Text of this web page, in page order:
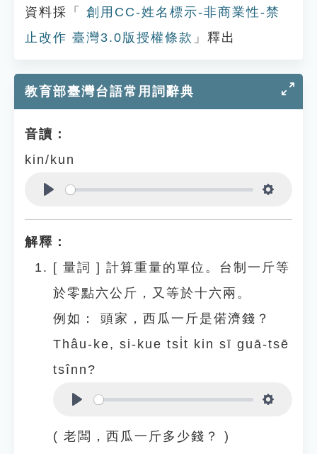
資料採「
創用CC-姓名標示-非商業性-禁
止改作 臺灣3.0版授權條款 」釋出
教育部臺灣台語常用詞辭典
音讀：
kin/kun
解釋：
[ 量詞 ] 計算重量的單位。台制一斤等
於零點六公斤，又等於十六兩。
例如：
頭家，西瓜一斤是偌濟錢？
Thâu-ke, si-kue tsi̍t kin sī guā-tsē
tsînn?
( 老闆，西瓜一斤多少錢？ )